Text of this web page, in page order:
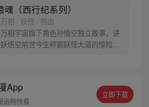
好….随着阴谋慢慢揭露，暗魂四起,
“永恒之火”重新归位，小狼妖白狼不
难，找到唐三藏大法师，和他一起重新
弟们，组成全新“西行小队”，再度踏
行之旅……
魂（西行纪系列）
相 · 妖怪 · 热血
相宇宙旗下角色孙悟空独立故事，讲
悟空前世今生称霸妖怪大道的惊险历
十年后，他再次破石而出，背负着守
的希望和信念打败了妖怪大道的霸
App
画畅快看
立即下载